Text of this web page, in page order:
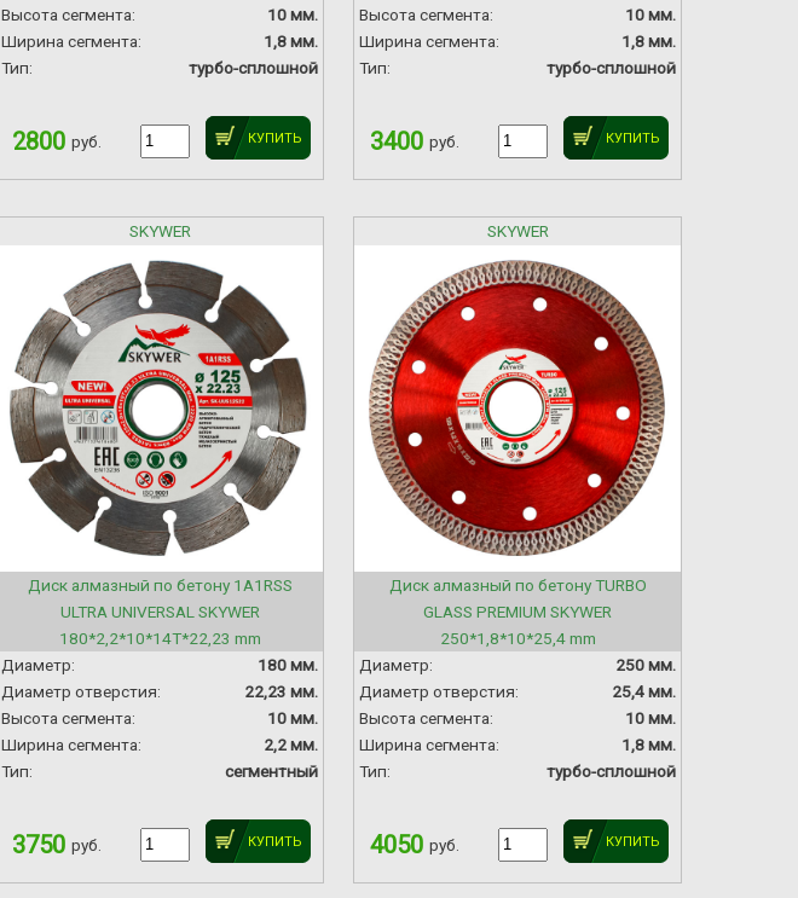
Высота сегмента:
10 мм.
Ширина сегмента:
1,8 мм.
Тип:
турбо-сплошной
2800 руб. КУПИТЬ
Высота сегмента:
10 мм.
Ширина сегмента:
1,8 мм.
Тип:
турбо-сплошной
3400 руб. КУПИТЬ
SKYWER
Диск алмазный по бетону 1A1RSS
ULTRA UNIVERSAL SKYWER
180*2,2*10*14T*22,23 mm
Диаметр:
180 мм.
Диаметр отверстия:
22,23 мм.
Высота сегмента:
10 мм.
Ширина сегмента:
2,2 мм.
Тип:
сегментный
3750 руб. КУПИТЬ
SKYWER
Диск алмазный по бетону TURBO
GLASS PREMIUM SKYWER
250*1,8*10*25,4 mm
Диаметр:
250 мм.
Диаметр отверстия:
25,4 мм.
Высота сегмента:
10 мм.
Ширина сегмента:
1,8 мм.
Тип:
турбо-сплошной
4050 руб. КУПИТЬ